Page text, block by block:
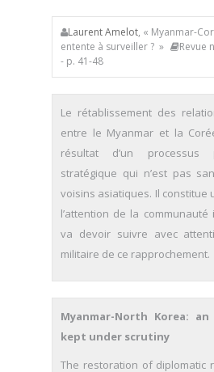
Laurent Amelot, « Myanmar-
entente à surveiller ? »
Revue
- p. 41-48
Le rétablissement des
entre le Myanmar et la
résultat d’un processus
stratégique qui n’est pas
voisins asiatiques. Il constitue
l’attention de la
va devoir suivre avec
militaire de ce rapprochement.
Myanmar-North Korea:
kept under scrutiny
The restoration of diplomatic